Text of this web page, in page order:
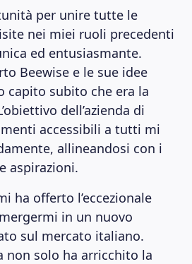
per unire tutte le
nei miei ruoli precedenti
ed entusiasmante.
Beewise e le sue idee
capito subito che era la
dell’azienda di
accessibili a tutti mi
allineandosi con i
aspirazioni.
ha offerto l’eccezionale
in un nuovo
sul mercato italiano.
non solo ha arricchito la